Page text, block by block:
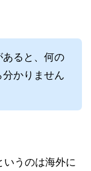
ると、何の
かりません
うのは海外に